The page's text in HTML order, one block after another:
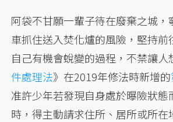
阿袋不甘願一輩子待在廢棄之城，
車抓住送入焚化爐的風險，堅持前
自己有機會蛻變的過程，不禁讓人
件處理法》在2019年修法時新增的
准許少年若發現自身處於曝險狀態
時，得主動請求住所、居所或所在